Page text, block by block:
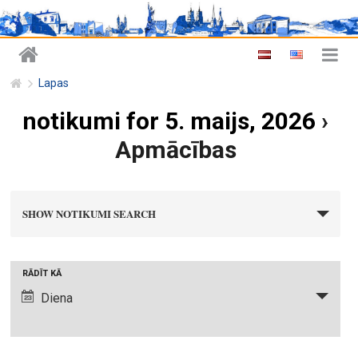
Lapas
notikumi for 5. maijs, 2026 ›
Apmācības
i
SHOW NOTIKUMI SEARCH
i
RĀDĪT KĀ
Diena